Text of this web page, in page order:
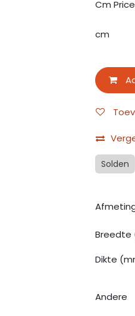
Cm
cm
Solden
Breedte
Dikte
Andere